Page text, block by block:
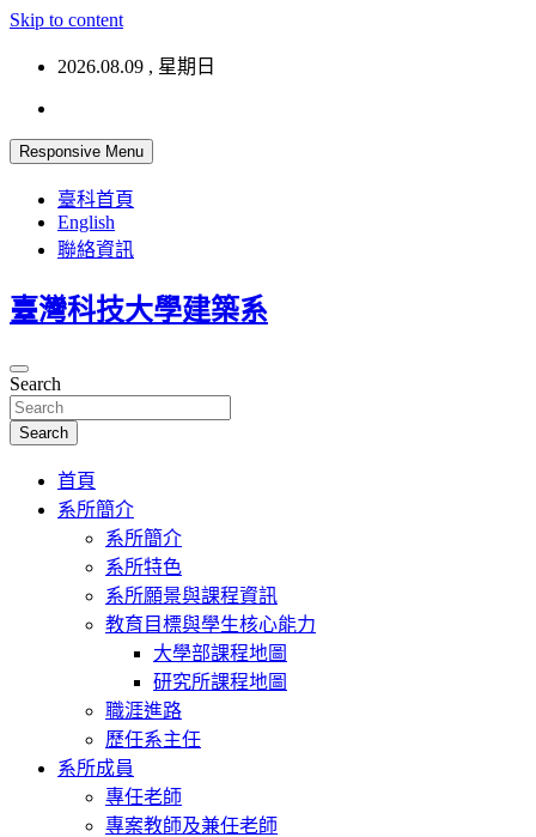
Skip to content
2026.08.09 , 星期日
Responsive Menu
臺科首頁
English
聯絡資訊
臺灣科技大學建築系
Search
Search
首頁
系所簡介
系所簡介
系所特色
系所願景與課程資訊
教育目標與學生核心能力
大學部課程地圖
研究所課程地圖
職涯進路
歷任系主任
系所成員
專任老師
專案教師及兼任老師